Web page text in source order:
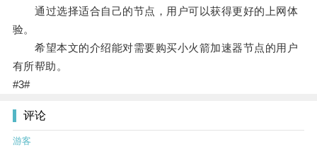
通过选择适合自己的节点，用户可以获得更好的上网体
验。
希望本文的介绍能对需要购买小火箭加速器节点的用户
有所帮助。
#3#
评论
游客